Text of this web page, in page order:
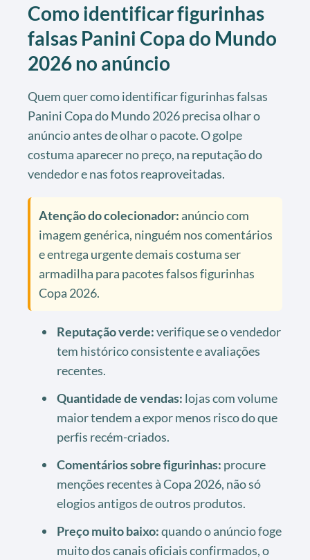
Como identificar figurinhas
falsas Panini Copa do Mundo
2026 no anúncio
Quem quer como identificar figurinhas falsas
Panini Copa do Mundo 2026 precisa olhar o
anúncio antes de olhar o pacote. O golpe
costuma aparecer no preço, na reputação do
vendedor e nas fotos reaproveitadas.
Atenção do colecionador:anúncio com
imagem genérica, ninguém nos comentários
e entrega urgente demais costuma ser
armadilha para pacotes falsos figurinhas
Copa 2026.
Reputação verde:verifique se o vendedor
tem histórico consistente e avaliações
recentes.
Quantidade de vendas: lojas com volume
maior tendem a expor menos risco do que
perfis recém-criados.
Comentários sobre figurinhas: procure
menções recentes à Copa 2026, não só
elogios antigos de outros produtos.
Preço muito baixo:quando o anúncio foge
muito dos canais oficiais confirmados, o